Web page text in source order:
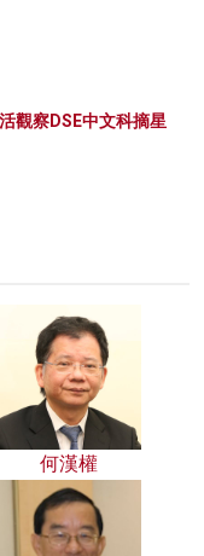
觀察DSE中文科摘星
何漢權